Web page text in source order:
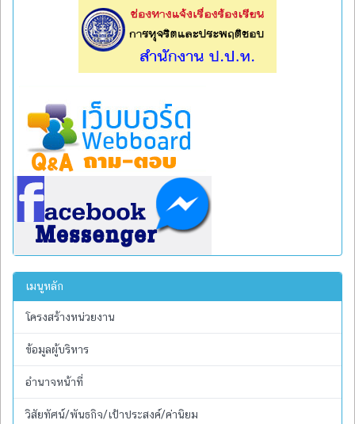
เมนูหลัก
โครงสร้างหน่วยงาน
ข้อมูลผู้บริหาร
อำนาจหน้าที่
วิสัยทัศน์/พันธกิจ/เป้าประสงค์/ค่านิยม